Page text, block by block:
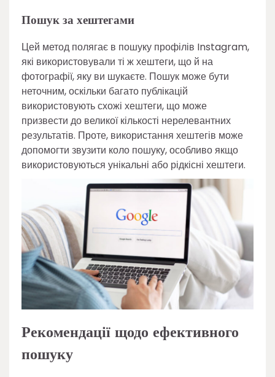
Пошук за хештегами
Цей метод полягає в пошуку профілів Instagram,
які використовували ті ж хештеги, що й на
фотографії, яку ви шукаєте. Пошук може бути
неточним, оскільки багато публікацій
використовують схожі хештеги, що може
призвести до великої кількості нерелевантних
результатів. Проте, використання хештегів може
допомогти звузити коло пошуку, особливо якщо
використовуються унікальні або рідкісні хештеги.
Рекомендації щодо ефективного
пошуку